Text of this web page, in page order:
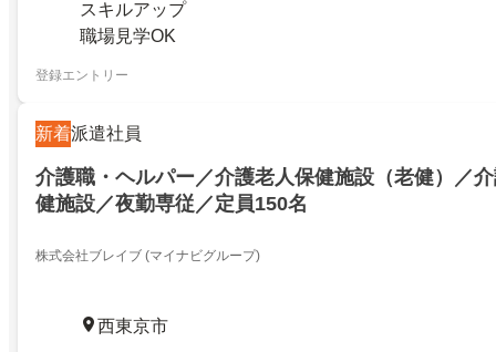
スキルアップ
職場見学OK
登録エントリー
新着派遣社員
介護職・ヘルパー／介護老人保健施設（老健）／
健施設／夜勤専従／定員150名
株式会社ブレイブ (マイナビグループ)
西東京市